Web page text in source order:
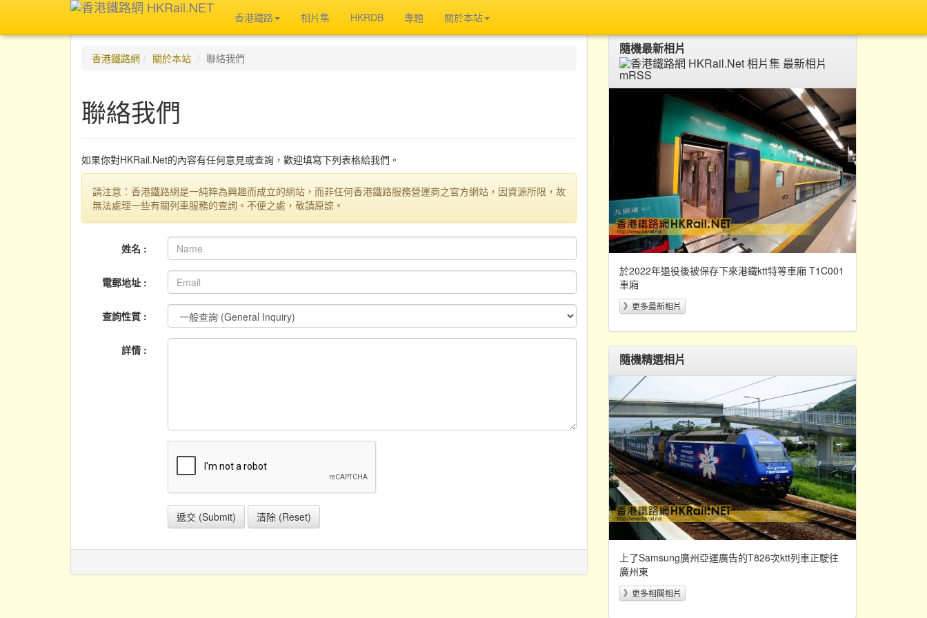
香港鐵路 相片集 HKRDB 專題 關於本站
香港鐵路網 關於本站 聯絡我們
聯絡我們
如果你對HKRail.Net的內容有任何意見或查詢，歡迎填寫下列表格給我們。
請注意：香港鐵路網是一純粹為興趣而成立的網站，而非任何香港鐵路服務營運商之官方網站，因資源所限，故
無法處理一些有關列車服務的查詢。不便之處，敬請原諒。
姓名 :
電郵地址 :
查詢性質 :
詳情 :
隨機最新相片
於2022年退役後被保存下來港鐵ktt特等車廂 T1C001
車廂
》更多最新相片
隨機精選相片
上了Samsung廣州亞運廣告的T826次ktt列車正駛往
廣州東
》更多相關相片